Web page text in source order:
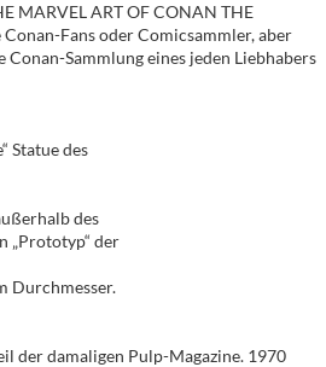
MARVEL ART OF CONAN THE
Fans oder Comicsammler, aber
Conan-Sammlung eines jeden Liebhabers
Statue des
des
„Prototyp“ der
Durchmesser.
der damaligen Pulp-Magazine. 1970